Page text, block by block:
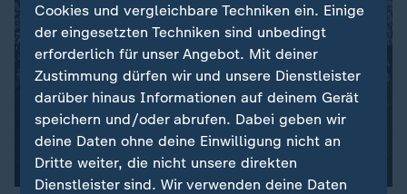
Cookies und vergleichbare Techniken ein. Einige
der eingesetzten Techniken sind unbedingt
erforderlich für unser Angebot. Mit deiner
Zustimmung dürfen wir und unsere Dienstleister
darüber hinaus Informationen auf deinem Gerät
speichern und/oder abrufen. Dabei geben wir
deine Daten ohne deine Einwilligung nicht an
Dritte weiter, die nicht unsere direkten
Dienstleister sind. Wir verwenden deine Daten